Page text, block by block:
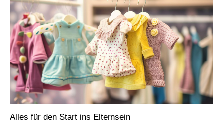
Alles für den Start ins Elternsein